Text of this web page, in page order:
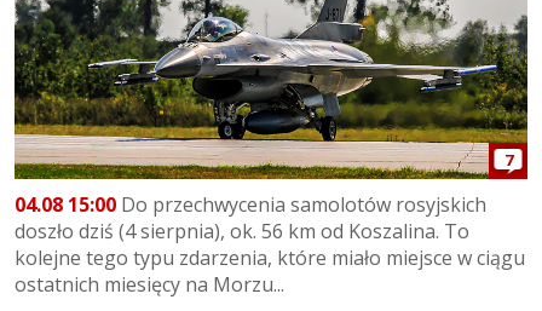
7
04.08 15:00 Do przechwycenia samolotów rosyjskich
doszło dziś (4 sierpnia), ok. 56 km od Koszalina. To
kolejne tego typu zdarzenia, które miało miejsce w ciągu
ostatnich miesięcy na Morzu...